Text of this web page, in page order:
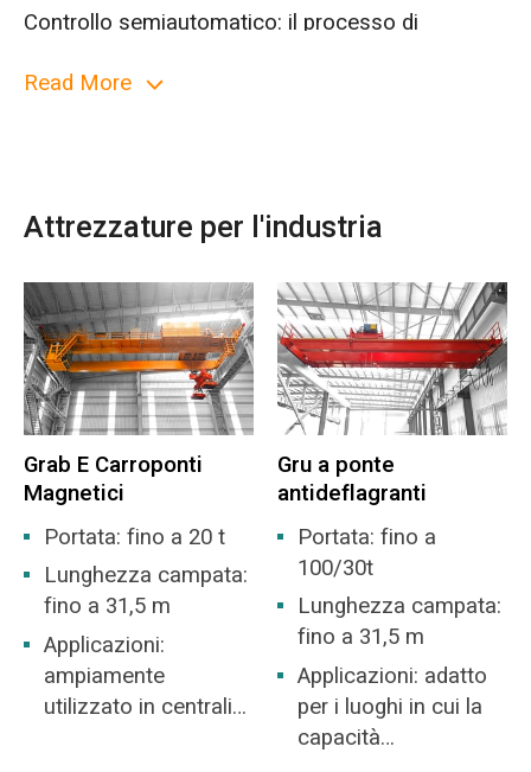
Controllo semiautomatico: il processo di
automaticamente dal sistema di controllo. Il
l'alimentazione vengono spostati
automaticamente.
Controllo completamente automatico: quando
l'ingresso di alimentazione emette un segnale, la
gru funziona automaticamente, spostandosi dalla
posizione di parcheggio al punto di presa,
abbassando la benna di presa, afferrando i rifiuti,
sollevando la benna, spostandosi verso
l'ingresso di alimentazione, pesando e
misurando, alimentando e tornato in posizione di
parcheggio o ripetuto queste azioni. Anche il
trasporto e la miscelazione dei rifiuti avviene
automaticamente.
Caratteristiche principali:
Read More
Attrezzature per l'industria
Grab E Carroponti
Magnetici
Portata: fino a 20 t
Lunghezza campata:
fino a 31,5 m
Applicazioni:
ampiamente
utilizzato in centrali
Gru a ponte
antideflagranti
Portata: fino a
100/30t
Lunghezza campata:
fino a 31,5 m
Applicazioni: adatto
per i luoghi in cui la
capacità